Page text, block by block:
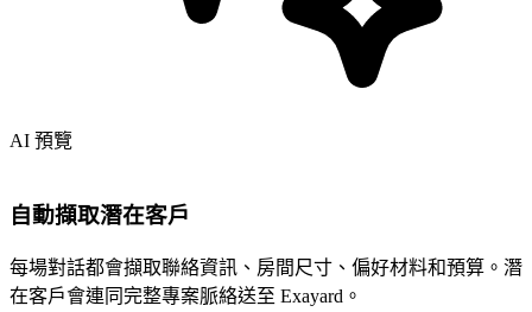
AI 預覽
自動擷取潛在客戶
每場對話都會擷取聯絡資訊、房間尺寸、偏好材料和預算。潛
在客戶會連同完整專案脈絡送至 Exayard。